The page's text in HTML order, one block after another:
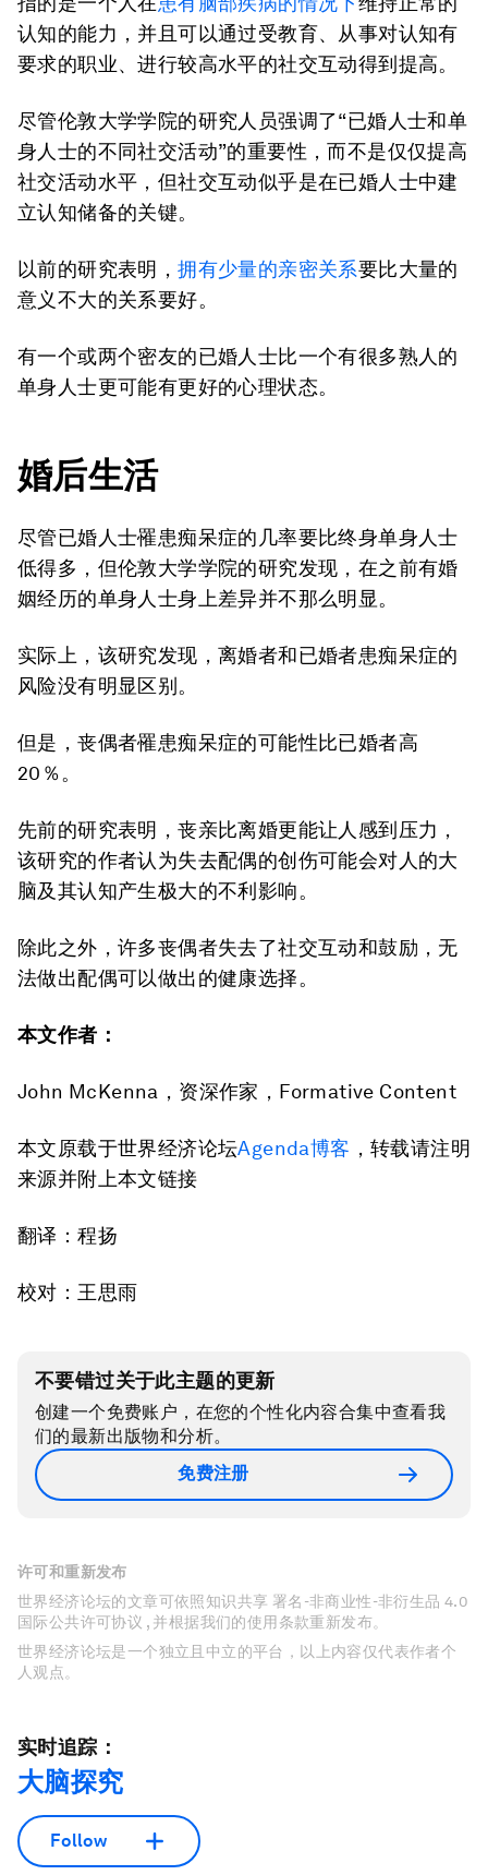
认知的能力，并且可以通过受教育、从事对认知有
要求的职业、进行较高水平的社交互动得到提高。
尽管伦敦大学学院的研究人员强调了“已婚人士和单
身人士的不同社交活动”的重要性，而不是仅仅提高
社交活动水平，但社交互动似乎是在已婚人士中建
立认知储备的关键。
以前的研究表明，拥有少量的亲密关系要比大量的
意义不大的关系要好。
有一个或两个密友的已婚人士比一个有很多熟人的
单身人士更可能有更好的心理状态。
婚后生活
尽管已婚人士罹患痴呆症的几率要比终身单身人士
低得多，但伦敦大学学院的研究发现，在之前有婚
姻经历的单身人士身上差异并不那么明显。
实际上，该研究发现，离婚者和已婚者患痴呆症的
风险没有明显区别。
但是，丧偶者罹患痴呆症的可能性比已婚者高
20％。
先前的研究表明，丧亲比离婚更能让人感到压力，
该研究的作者认为失去配偶的创伤可能会对人的大
脑及其认知产生极大的不利影响。
除此之外，许多丧偶者失去了社交互动和鼓励，无
法做出配偶可以做出的健康选择。
本文作者：
John McKenna，资深作家，Formative Content
本文原载于世界经济论坛Agenda博客 ，转载请注明
来源并附上本文链接
翻译：程扬
校对：王思雨
不要错过关于此主题的更新
创建一个免费账户，在您的个性化内容合集中查看我
们的最新出版物和分析。
免费注册
许可和重新发布
世界经济论坛的文章可依照知识共享 署名-非商业性-非衍生品 4.0
国际公共许可协议 , 并根据我们的使用条款重新发布。
世界经济论坛是一个独立且中立的平台，以上内容仅代表作者个
人观点。
实时追踪：
大脑探究
Follow